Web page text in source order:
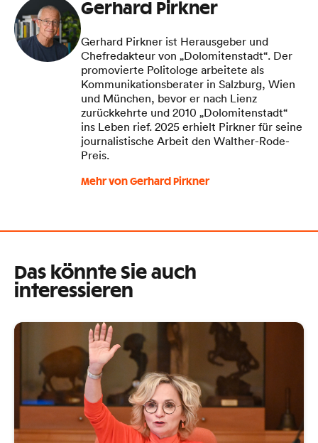
Gerhard Pirkner
Gerhard Pirkner ist Herausgeber und
Chefredakteur von „Dolomitenstadt“. Der
promovierte Politologe arbeitete als
Kommunikationsberater in Salzburg, Wien
und München, bevor er nach Lienz
zurückkehrte und 2010 „Dolomitenstadt“
ins Leben rief. 2025 erhielt Pirkner für seine
journalistische Arbeit den Walther-Rode-
Preis.
Mehr von Gerhard Pirkner
Das könnte Sie auch
interessieren